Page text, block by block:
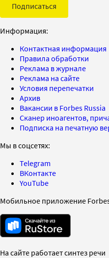
Подписаться
Информация:
Контактная информация
Правила обработки
Реклама в журнале
Реклама на сайте
Условия перепечатки
Архив
Вакансии в Forbes Russia
Сканер иноагентов,
Подписка на печатную
Мы в соцсетях:
Telegram
ВКонтакте
YouTube
Мобильное приложение
На сайте работает синтез речи